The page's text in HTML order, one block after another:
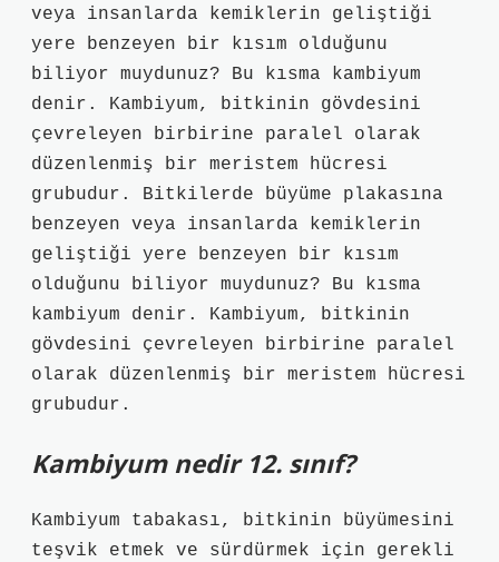
veya insanlarda kemiklerin geliştiği
yere benzeyen bir kısım olduğunu
biliyor muydunuz? Bu kısma kambiyum
denir. Kambiyum, bitkinin gövdesini
çevreleyen birbirine paralel olarak
düzenlenmiş bir meristem hücresi
grubudur. Bitkilerde büyüme plakasına
benzeyen veya insanlarda kemiklerin
geliştiği yere benzeyen bir kısım
olduğunu biliyor muydunuz? Bu kısma
kambiyum denir. Kambiyum, bitkinin
gövdesini çevreleyen birbirine paralel
olarak düzenlenmiş bir meristem hücresi
grubudur.
Kambiyum nedir 12. sınıf?
Kambiyum tabakası, bitkinin büyümesini
teşvik etmek ve sürdürmek için gerekli